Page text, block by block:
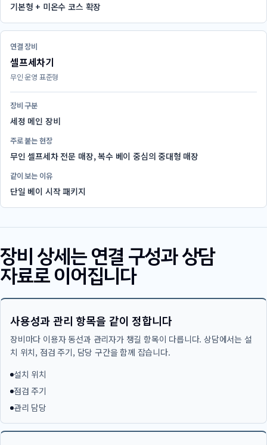
기본형 + 미온수 코스 확장
연결 장비
셀프세차기
무인 운영 표준형
장비 구분
세정 메인 장비
주로 붙는 현장
무인 셀프세차 전문 매장, 복수 베이 중심의 중대형 매장
같이 보는 이유
단일 베이 시작 패키지
장비 상세는 연결 구성과 상담
자료로 이어집니다
사용성과 관리 항목을 같이 정합니다
장비마다 이용자 동선과 관리자가 챙길 항목이 다릅니다. 상담에서는 설
치 위치, 점검 주기, 담당 구간을 함께 잡습니다.
설치 위치
점검 주기
관리 담당